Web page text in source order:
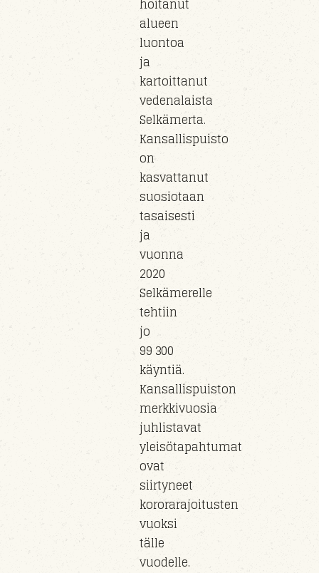
hoitanut
alueen
luontoa
ja
kartoittanut
vedenalaista
Selkämerta.
Kansallispuisto
on
kasvattanut
suosiotaan
tasaisesti
ja
vuonna
2020
Selkämerelle
tehtiin
jo
99 300
käyntiä.
Kansallispuiston
merkkivuosia
juhlistavat
yleisötapahtumat
ovat
siirtyneet
kororarajoitusten
vuoksi
tälle
vuodelle.